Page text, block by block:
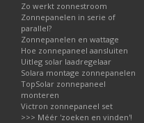
Zo werkt zonnestroom
Zonnepanelen in serie of
parallel?
Zonnepanelen en wattage
Hoe zonnepaneel aansluiten
Uitleg solar laadregelaar
Solara montage zonnepanelen
TopSolar zonnepaneel
monteren
Victron zonnepaneel set
>>> Méér 'zoeken en vinden'!